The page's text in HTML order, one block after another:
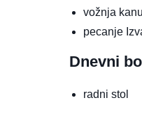
vožnja
pecanje
Dnevni
radni stol